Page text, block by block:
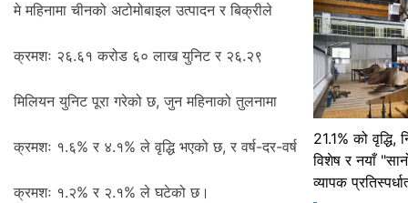
मे महिनामा चीनको अटोमोबाइल उत्पादन र बिक्रीले
क्रमशः २६.६१ करोड ६० लाख युनिट र २६.२९
मिलियन युनिट पूरा गरेको छ, जुन महिनाको तुलनामा
क्रमशः १.६% र ४.१% ले वृद्धि भएको छ, र वर्ष-दर-वर्ष
क्रमशः १.२% र २.१% ले घटेको छ।
21.1% को वृद्धि,
विशेष र नयाँ
व्यापक